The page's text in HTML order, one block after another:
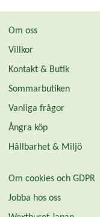
Om oss
Villkor
Kontakt & Butik
Sommarbutiken
Vanliga frågor
Ångra köp
Hållbarhet & Miljö
Om cookies och GDPR
Jobba hos oss